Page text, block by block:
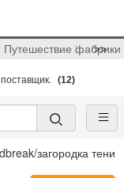
Путешествие фабрики
>>
поставщик. (12)
загородка тени